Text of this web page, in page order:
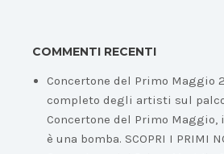
COMMENTI RECENTI
Concertone del Primo Maggio
completo degli artisti sul
Concertone del Primo Maggio,
è una bomba. SCOPRI I PRIMI